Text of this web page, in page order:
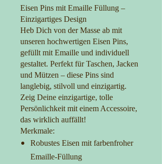
Eisen Pins mit Emaille Füllung –
Einzigartiges Design
Heb Dich von der Masse ab mit
unseren hochwertigen Eisen Pins,
gefüllt mit Emaille und individuell
gestaltet. Perfekt für Taschen, Jacken
und Mützen – diese Pins sind
langlebig, stilvoll und einzigartig.
Zeig Deine einzigartige, tolle
Persönlichkeit mit einem Accessoire,
das wirklich auffällt!
Merkmale:
Robustes Eisen mit farbenfroher
Emaille-Füllung